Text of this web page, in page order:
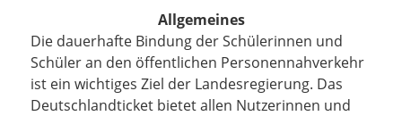
Allgemeines
Die dauerhafte Bindung der Schülerinnen und
Schüler an den öffentlichen Personennahverkehr
ist ein wichtiges Ziel der Landesregierung. Das
Deutschlandticket bietet allen Nutzerinnen und